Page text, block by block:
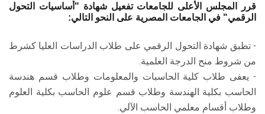
الأنظمة الذكية
قرر المجلس الأعلى للجامعات تفعيل شهادة "أساسيات التحول
الرقمي" في الجامعات المصرية على النحو التالي:
- تطبق شهادة التحول الرقمي على طلاب الدراسات العليا كشرط
من شروط منح الدرجة العلمية.
- يعفى طلاب كلية الحاسبات والمعلومات وطلاب قسم هندسة
الحاسب بكلية الهندسة وطلاب قسم علوم الحاسب بكلية العلوم
وطلاب أقسام معلمي الحاسب الآلي.